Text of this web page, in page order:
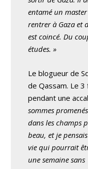
entamé un
rentrer à Gaza et
est coincé. Du
études. »
Le blogueur de
de Qassam. Le 3
pendant une
sommes
dans les champs
beau, et je
vie qui pourrait
une semaine sans